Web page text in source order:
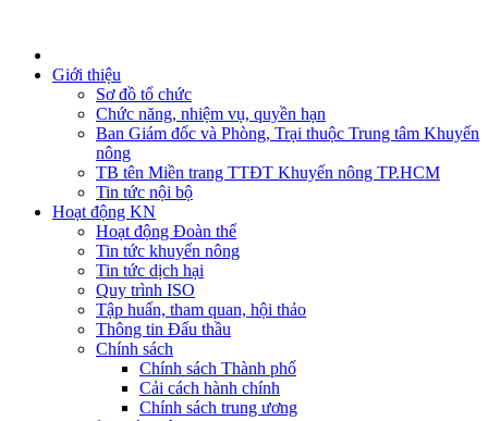
Giới thiệu
Sơ đồ tổ chức
Chức năng, nhiệm vụ, quyền hạn
Ban Giám đốc và Phòng, Trại thuộc Trung tâm Khuyến
nông
TB tên Miền trang TTĐT Khuyến nông TP.HCM
Tin tức nội bộ
Hoạt động KN
Hoạt động Đoàn thể
Tin tức khuyến nông
Tin tức dịch hại
Quy trình ISO
Tập huấn, tham quan, hội thảo
Thông tin Đấu thầu
Chính sách
Chính sách Thành phố
Cải cách hành chính
Chính sách trung ương